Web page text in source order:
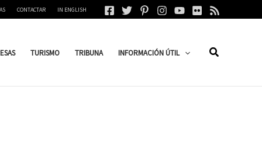
CONTACTAR IN ENGLISH
TURISMO TRIBUNA INFORMACIÓN ÚTIL